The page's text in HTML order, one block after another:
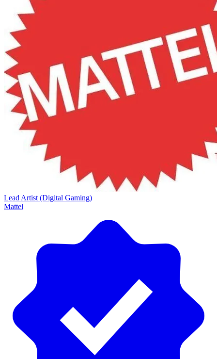
Lead Artist (Digital Gaming)
Mattel